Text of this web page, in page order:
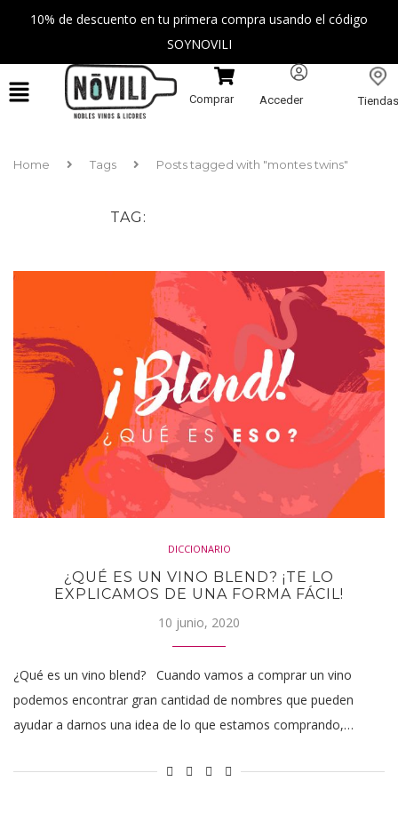
10% de descuento en tu primera compra usando el código
SOYNOVILI
Comprar Acceder Tiendas
Home Tags Posts tagged with "montes twins"
TAG
DICCIONARIO
¿QUÉ ES UN VINO BLEND? ¡TE LO
EXPLICAMOS DE UNA FORMA FÁCIL!
10 junio, 2020
¿Qué es un vino blend? Cuando vamos a comprar un vino
podemos encontrar gran cantidad de nombres que pueden
ayudar a darnos una idea de lo que estamos comprando,…